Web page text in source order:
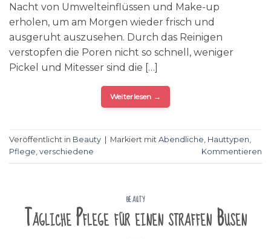
Nacht von Umwelteinflüssen und Make-up
erholen, um am Morgen wieder frisch und
ausgeruht auszusehen. Durch das Reinigen
verstopfen die Poren nicht so schnell, weniger
Pickel und Mitesser sind die […]
Weiterlesen →
Veröffentlicht in Beauty Markiert mit Abendliche, Hauttypen,
Pflege, verschiedene Kommentieren
BEAUTY
Tägliche Pflege für einen straffen Busen